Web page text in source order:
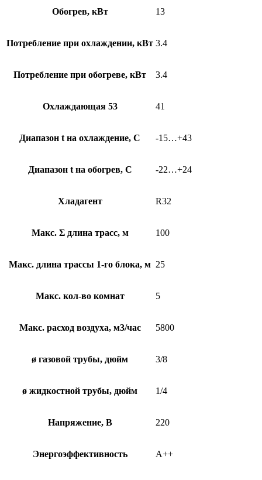
Обогрев, кВт 13
Потребление при охлаждении, кВт 3.4
Потребление при обогреве, кВт 3.4
Охлаждающая 53 41
Диапазон t на охлаждение, С -15…+43
Диапазон t на обогрев, С -22…+24
Хладагент R32
Макс. Σ длина трасс, м 100
Макс. длина трассы 1-го блока, м 25
Макс. кол-во комнат 5
Макс. расход воздуха, м3/час 5800
ø газовой трубы, дюйм 3/8
ø жидкостной трубы, дюйм 1/4
Напряжение, В 220
Энергоэффективность A++